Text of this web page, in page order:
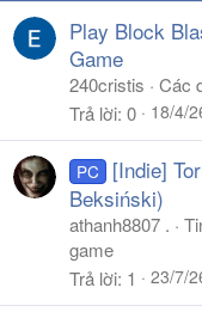
Play Block
Game
240cristis
Các
Trả lời 0 18/4/
PC
[Indie]
Beksiński)
athanh8807 .
game
Trả lời 1 23/7/